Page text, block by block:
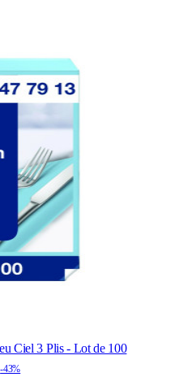
Ciel 3 Plis - Lot de 100
-43%